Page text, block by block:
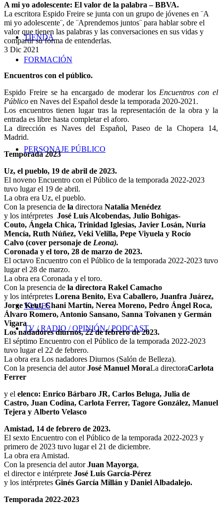
TIENDA
FORMACIÓN
PERSONAJE PÚBLICO
VIAJES
TV / RADIO / OPINIÓN / PODCAST
A mi yo adolescente: El valor de la palabra – BBVA.
La escritora Espido Freire se junta con un grupo de jóvenes en ¨A
mi yo adolescente¨, de ¨Aprendemos juntos¨ para hablar sobre el
valor que tienen las palabras y las conversaciones en sus vidas y
compartir su forma de entenderlas.
3 Dic 2021
Encuentros con el público.
Espido Freire se ha encargado de moderar losEncuentros con el
Público en Naves del Español desde la temporada 2020-2021.
Los encuentros tienen lugar tras la representación de la obra y la
entrada es libre hasta completar el aforo.
La dirección es Naves del Español, Paseo de la Chopera 14,
Madrid.
Temporada 2023
Uz, el pueblo, 19 de abril de 2023.
El noveno Encuentro con el Público de la temporada 2022-2023
tuvo lugar el 19 de abril.
La obra era Uz, el pueblo.
Con la presencia de la directora Natalia Menédez
y los intérpretes José Luis Alcobendas, Julio Bohigas-
Couto, Ángela Chica, Trinidad Iglesias, Javier Losán, Nuria
Mencía, Ruth Núñez, Veki Velilla, Pepe Viyuela y Rocío
Calvo (cover personaje de Leona).
Coronada y el toro, 28 de marzo de 2023.
El octavo Encuentro con el Público de la temporada 2022-2023 tuvo
lugar el 28 de marzo.
La obra era Coronada y el toro.
Con la presencia de la directora Rakel Camacho
y los intérpretes Lorena Benito, Eva Caballero, Juanfra Juárez,
Jorge Kent, Chani Martín, Nerea Moreno, Pedro Ángel Roca,
Álvaro Romero, Antonio Sansano, Sanna Toivanen y Germán
Vigara
Los nadadores diurnos, 22 de febrero de 2023.
El séptimo Encuentro con el Público de la temporada 2022-2023
tuvo lugar el 22 de febrero.
La obra era Los nadadores Diurnos (Salón de Belleza).
Con la presencia del autor José Manuel MoraLa directoraCarlota
Ferrer
y el elenco: Enrico Bárbaro JR, Carlos Beluga, Julia de
Castro, Juan Codina, Carlota Ferrer, Tagore González, Manuel
Tejera y Alberto Velasco
Amistad, 14 de febrero de 2023.
El sexto Encuentro con el Público de la temporada 2022-2023 y
primero de 2023 tuvo lugar el 21 de diciembre.
La obra era Amistad.
Con la presencia del autorJuan Mayorga,
el director e intérprete José Luis García-Pérez
y los intérpretes Ginés García Millán y Daniel Albadalejo.
Temporada 2022-2023